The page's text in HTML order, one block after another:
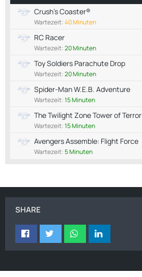
Crush's Coaster®
Wartezeit:40 Minuten
RC Racer
Wartezeit:20 Minuten
Toy Soldiers Parachute Drop
Wartezeit:20 Minuten
Spider-Man W.E.B. Adventure
Wartezeit:15 Minuten
The Twilight Zone Tower of Terror
Wartezeit:15 Minuten
Avengers Assemble: Flight Force
Wartezeit:5 Minuten
SHARE